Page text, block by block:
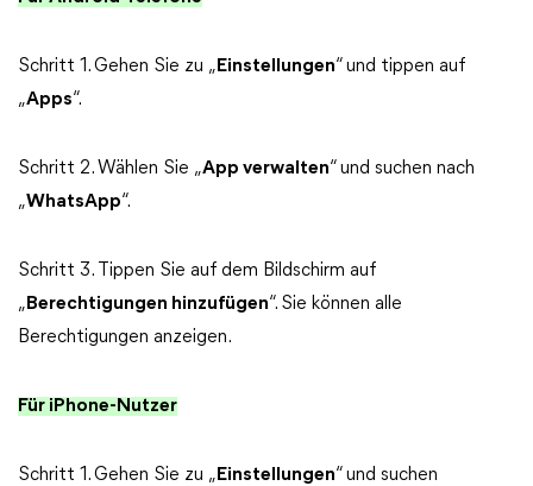
Schritt 1. Gehen Sie zu „ Einstellungen“ und tippen auf
„Apps“.
Schritt 2. Wählen Sie „App verwalten“ und suchen nach
„WhatsApp“.
Schritt 3. Tippen Sie auf dem Bildschirm auf
„ Berechtigungen hinzufügen“. Sie können alle
Berechtigungen anzeigen.
Für iPhone-Nutzer
Schritt 1. Gehen Sie zu „ Einstellungen“ und suchen